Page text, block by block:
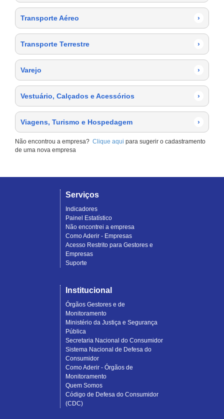
Transporte Aéreo ›
Transporte Terrestre ›
Varejo ›
Vestuário, Calçados e Acessórios ›
Viagens, Turismo e Hospedagem ›
Não encontrou a empresa? Clique aqui para sugerir o cadastramento
de uma nova empresa
Serviços
Indicadores
Painel Estatístico
Não encontrei a empresa
Como Aderir - Empresas
Acesso Restrito para Gestores e
Empresas
Suporte
Institucional
Órgãos Gestores e de
Monitoramento
Ministério da Justiça e Segurança
Pública
Secretaria Nacional do Consumidor
Sistema Nacional de Defesa do
Consumidor
Como Aderir - Órgãos de
Monitoramento
Quem Somos
Código de Defesa do Consumidor
(CDC)